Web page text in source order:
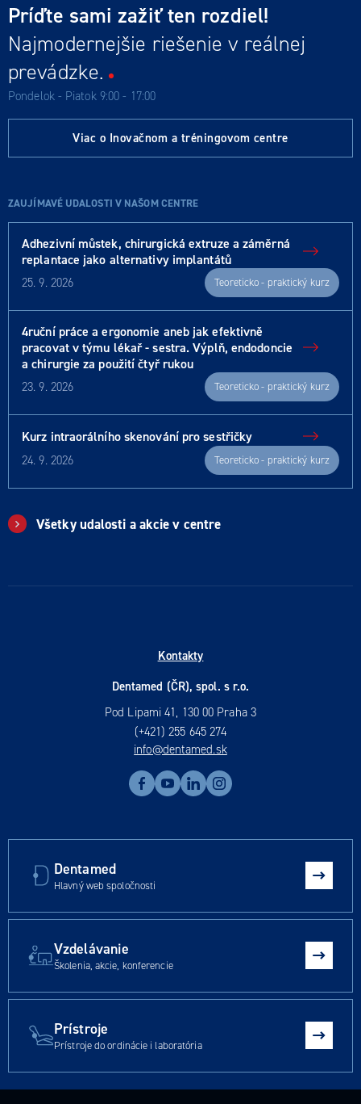
Príďte sami zažiť ten rozdiel!
Najmodernejšie riešenie v reálnej
prevádzke.
Pondelok - Piatok 9:00 - 17:00
Viac o Inovačnom a tréningovom centre
ZAUJÍMAVÉ UDALOSTI V NAŠOM CENTRE
Adhezivní můstek, chirurgická extruze a záměrná
replantace jako alternativy implantátů
25. 9. 2026 Teoreticko - praktický kurz
4ruční práce a ergonomie aneb jak efektivně
pracovat v týmu lékař - sestra. Výplň, endodoncie
a chirurgie za použití čtyř rukou
23. 9. 2026 Teoreticko - praktický kurz
Kurz intraorálního skenování pro sestřičky
24. 9. 2026 Teoreticko - praktický kurz
Všetky udalosti a akcie v centre
Kontakty
Dentamed (ČR), spol. s r.o.
Pod Lipami 41, 130 00 Praha 3
(+421) 255 645 274
info@dentamed.sk
Dentamed
Hlavný web spoločnosti
Vzdelávanie
Školenia, akcie, konferencie
Prístroje
Prístroje do ordinácie i laboratória